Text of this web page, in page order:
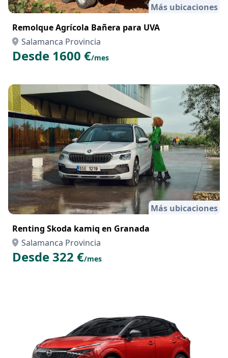
Más ubicaciones
Remolque Agrícola Bañera para UVA
Salamanca Provincia
Desde 1600 €/mes
Más ubicaciones
Renting Skoda kamiq en Granada
Salamanca Provincia
Desde 322 €/mes